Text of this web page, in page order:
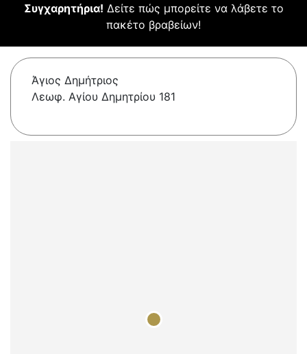
Συγχαρητήρια! Δείτε πώς μπορείτε να λάβετε το
πακέτο βραβείων!
Άγιος Δημήτριος
Λεωφ. Αγίου Δημητρίου 181